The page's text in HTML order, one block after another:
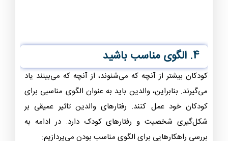
کودکان بیشتر از آنچه که می‌شنوند، از آنچه که می‌بینند یاد
می‌گیرند. بنابراین، والدین باید به عنوان الگوی مناسبی برای
کودکان خود عمل کنند. رفتارهای والدین تاثیر عمیقی بر
شکل‌گیری شخصیت و رفتارهای کودک دارد. در ادامه به
بررسی راهکارهایی برای الگوی مناسب بودن می‌پردازیم: